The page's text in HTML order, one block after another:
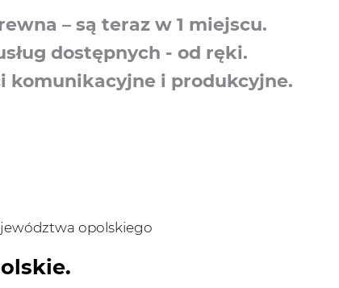
– są teraz w 1 miejscu.
dostępnych - od ręki.
komunikacyjne i produkcyjne.
opolskiego